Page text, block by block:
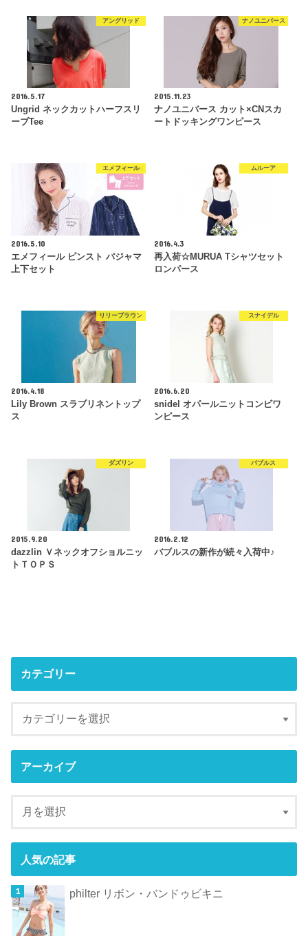
アングリッド
2016.5.17
Ungrid ネックカットハーフスリ
ーブTee
ナノユニバース
2015.11.23
ナノユニバース カット×CNスカ
ートドッキングワンピース
エメフィール
2016.5.10
エメフィール ピンスト パジャマ
上下セット
ムルーア
2016.4.3
再入荷☆MURUA Tシャツセット
ロンパース
リリーブラウン
2016.4.18
Lily Brown スラブリネントップ
ス
スナイデル
2016.6.20
snidel オパールニットコンビワ
ンピース
ダズリン
2015.9.20
dazzlin Ｖネックオフショルニッ
トＴＯＰＳ
バブルス
2016.2.12
バブルスの新作が続々入荷中♪
カテゴリー
アーカイブ
人気の記事
philter リボン・バンドゥビキニ